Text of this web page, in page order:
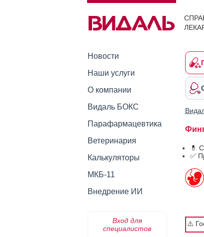
Новости
Наши услуги
О компании
Видаль БОКС
Парафармацевтика
Ветеринария
Калькуляторы
МКБ-11
Внедрение ИИ
Вход для
специалистов
💊
✅
⚠️